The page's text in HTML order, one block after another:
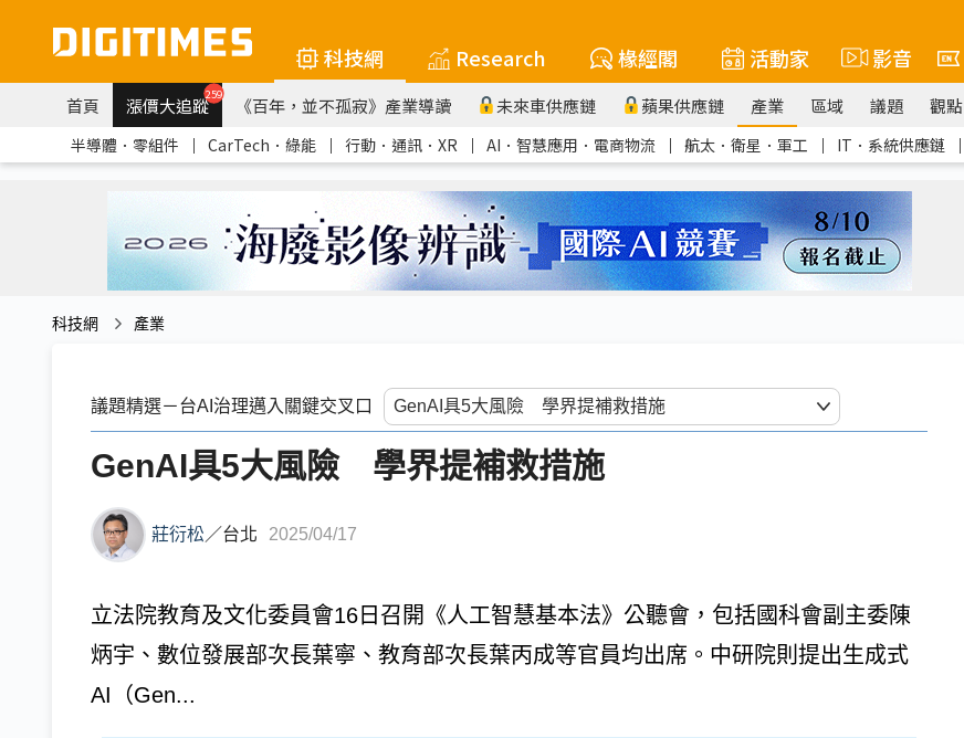
科技網 Research 椽經閣 活動家 影音
首頁 漲價大追蹤259 《百年，並不孤寂》產業導讀 未來車供應鏈 蘋果供應鏈 產業 區域 議題 觀點
半導體．零組件 ｜ CarTech．綠能 ｜ 行動．通訊．XR ｜ AI．智慧應用．電商物流 ｜ 航太．衛星．軍工 ｜ IT．系統供應鏈 ｜
科技網 產業
議題精選－台AI治理邁入關鍵交叉口
GenAI具5大風險 學界提補救措施
莊衍松 ／台北 2025/04/17
立法院教育及文化委員會16日召開《人工智慧基本法》公聽會，包括國科會副主委陳
炳宇、數位發展部次長葉寧、教育部次長葉丙成等官員均出席。中研院則提出生成式
AI（Gen...